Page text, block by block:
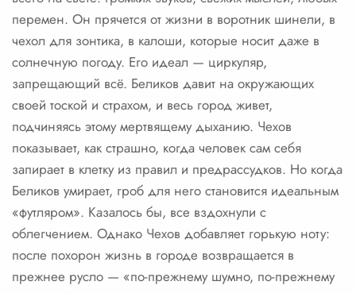
перемен. Он прячется от жизни в воротник шинели, в
чехол для зонтика, в калоши, которые носит даже в
солнечную погоду. Его идеал — циркуляр,
запрещающий всё. Беликов давит на окружающих
своей тоской и страхом, и весь город живет,
подчиняясь этому мертвящему дыханию. Чехов
показывает, как страшно, когда человек сам себя
запирает в клетку из правил и предрассудков. Но когда
Беликов умирает, гроб для него становится идеальным
«футляром». Казалось бы, все вздохнули с
облегчением. Однако Чехов добавляет горькую ноту:
после похорон жизнь в городе возвращается в
прежнее русло — «по-прежнему шумно, по-прежнему